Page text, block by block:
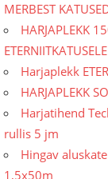
MERBEST
HARJAPLEKK
Harjaplekk
HARJAPLEKK
Harjatihend
rullis 5 jm
Hingav
1,5x50m